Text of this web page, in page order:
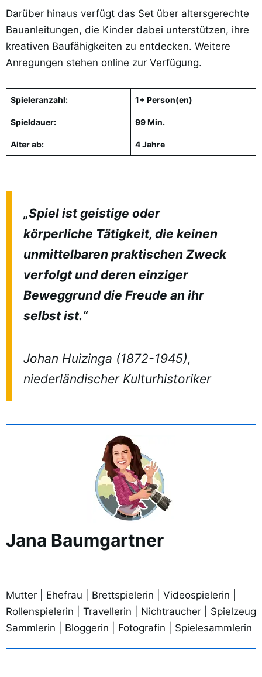
Darüber hinaus verfügt das Set über altersgerechte
Bauanleitungen, die Kinder dabei unterstützen, ihre
kreativen Baufähigkeiten zu entdecken. Weitere
Anregungen stehen online zur Verfügung.
Spieleranzahl: 1+ Person(en)
Spieldauer: 99 Min.
Alter ab: 4 Jahre
„Spiel ist geistige oder
körperliche Tätigkeit, die keinen
unmittelbaren praktischen Zweck
verfolgt und deren einziger
Beweggrund die Freude an ihr
selbst ist.“
Johan Huizinga (1872-1945),
niederländischer Kulturhistoriker
Jana Baumgartner
Mutter | Ehefrau | Brettspielerin | Videospielerin |
Rollenspielerin | Travellerin | Nichtraucher | Spielzeug
Sammlerin | Bloggerin | Fotografin | Spielesammlerin